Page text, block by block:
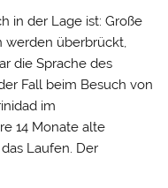
in der Lage ist: Große
werden überbrückt,
die Sprache des
Fall beim Besuch von
im
14 Monate alte
Laufen. Der